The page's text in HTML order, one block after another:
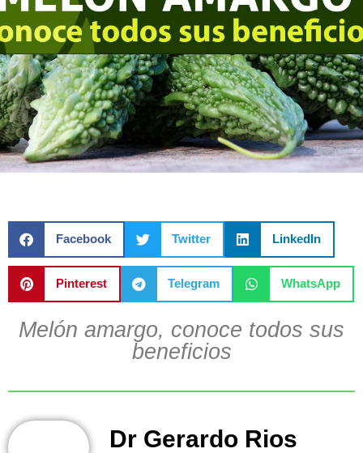
Facebook Twitter LinkedIn
Pinterest Telegram WhatsApp
Melón amargo, conoce todos sus
beneficios
Dr Gerardo Rios